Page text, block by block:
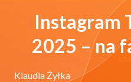
Instagram
2025 – na
Klaudia Żyłka